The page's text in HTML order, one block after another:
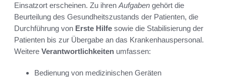
Einsatzort erscheinen. Zu ihren Aufgaben gehört die
Beurteilung des Gesundheitszustands der Patienten, die
Durchführung von Erste Hilfe sowie die Stabilisierung der
Patienten bis zur Übergabe an das Krankenhauspersonal.
Weitere Verantwortlichkeiten umfassen:
Bedienung von medizinischen Geräten